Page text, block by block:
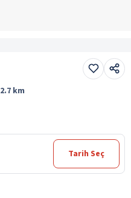
2.7 km
Tarih Seç